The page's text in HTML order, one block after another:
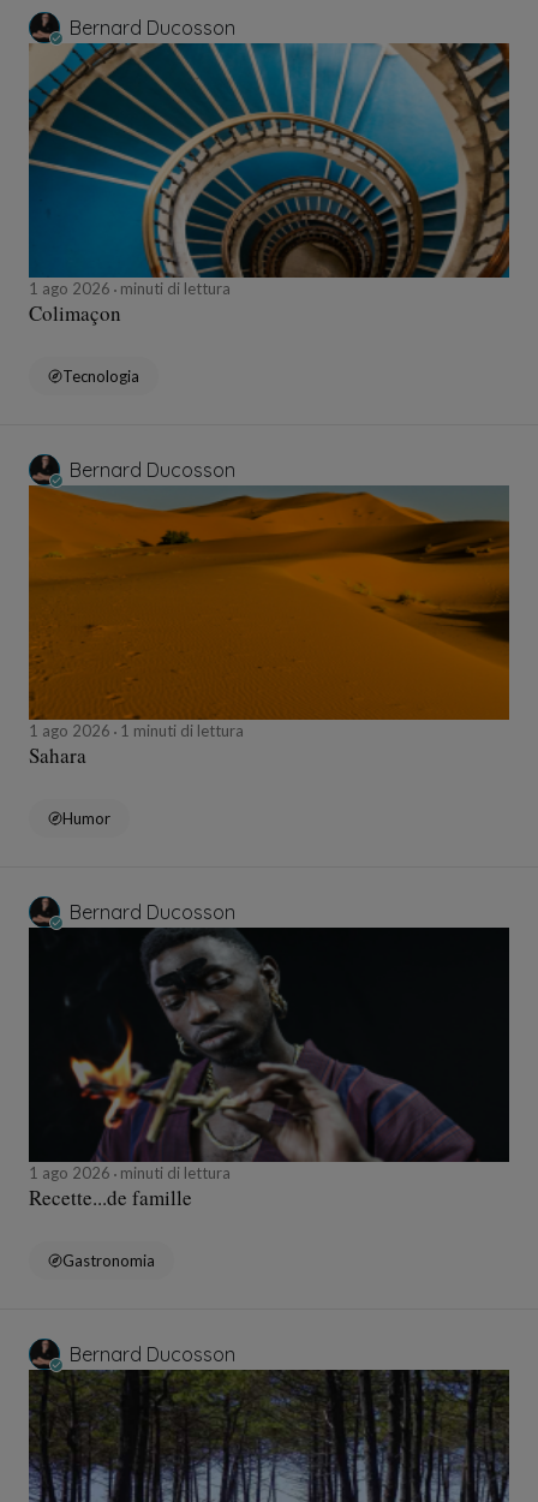
Bernard Ducosson
1 ago 2026 minuti di lettura
Colimaçon
Tecnologia
Bernard Ducosson
1 ago 2026 1 minuti di lettura
Sahara
Humor
Bernard Ducosson
1 ago 2026 minuti di lettura
Recette...de famille
Gastronomia
Bernard Ducosson